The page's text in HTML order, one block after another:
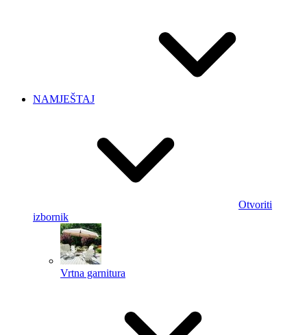
NAMJEŠTAJ
Otvoriti
izbornik
Vrtna garnitura